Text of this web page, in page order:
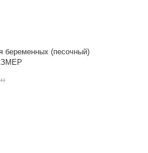
беременных (песочный)